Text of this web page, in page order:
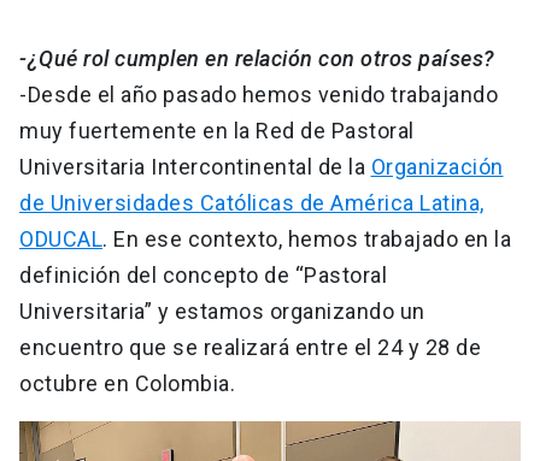
-¿Qué rol cumplen en relación con otros países?
-Desde el año pasado hemos venido trabajando
muy fuertemente en la Red de Pastoral
Universitaria Intercontinental de la Organización
de Universidades Católicas de América Latina,
ODUCAL. En ese contexto, hemos trabajado en la
definición del concepto de “Pastoral
Universitaria” y estamos organizando un
encuentro que se realizará entre el 24 y 28 de
octubre en Colombia.